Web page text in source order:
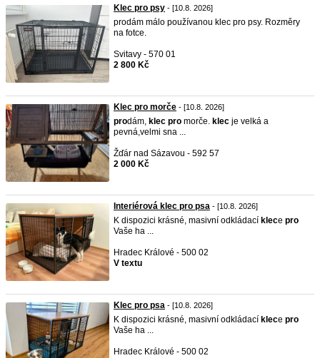
Klec pro psy - [10.8. 2026]
prodám málo používanou klec pro psy. Rozměry
na fotce.
Svitavy - 570 01
2 800 Kč
Klec pro morče - [10.8. 2026]
prodám, klec pro morče. klec je velká a
pevná,velmi sna ...
Žďár nad Sázavou - 592 57
2 000 Kč
Interiérová klec pro psa - [10.8. 2026]
K dispozici krásné, masivní odkládací klece pro
Vaše ha ...
Hradec Králové - 500 02
V textu
Klec pro psa - [10.8. 2026]
K dispozici krásné, masivní odkládací klece pro
Vaše ha ...
Hradec Králové - 500 02